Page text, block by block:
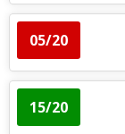
05/20
15/20